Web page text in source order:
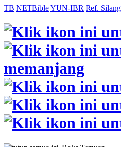
TB NETBibleYUN-IBR Ref. Silang